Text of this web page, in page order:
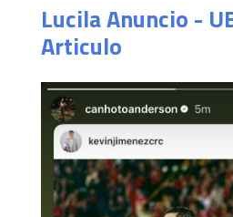
Lucila Anuncio -
Articulo